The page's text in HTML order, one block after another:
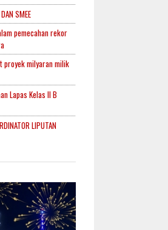
SMEE
pemecahan rekor
proyek milyaran milik
Lapas Kelas II B
LIPUTAN